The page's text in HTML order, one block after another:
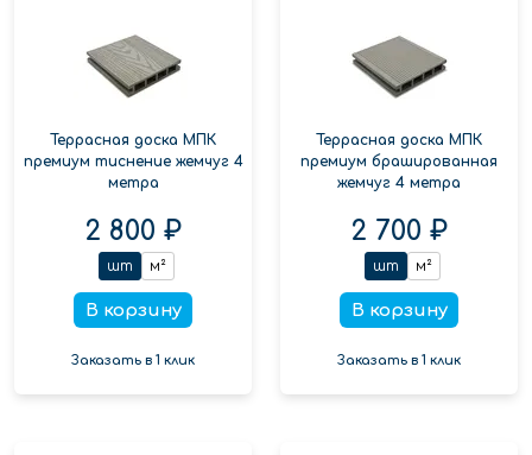
Террасная доска МПК
премиум тиснение жемчуг 4
метра
2 800 ₽
шт м²
В корзину
Заказать в 1 клик
Террасная доска МПК
премиум брашированная
жемчуг 4 метра
2 700 ₽
шт м²
В корзину
Заказать в 1 клик